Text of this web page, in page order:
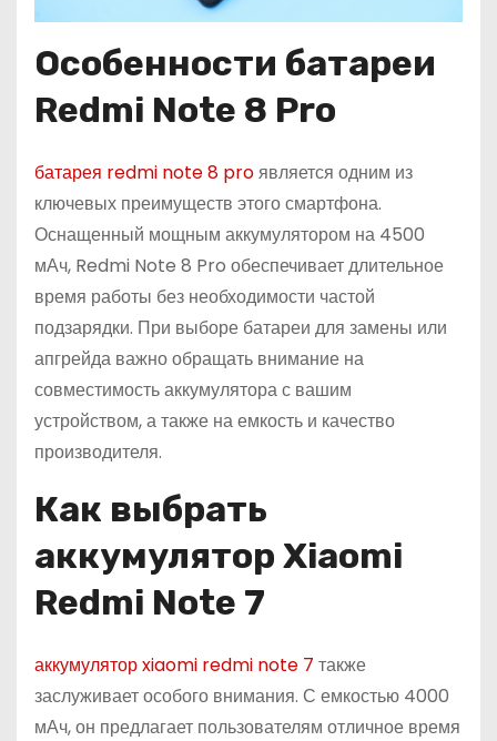
Особенности батареи
Redmi Note 8 Pro
батарея redmi note 8 proявляется одним из
ключевых преимуществ этого смартфона.
Оснащенный мощным аккумулятором на 4500
мАч, Redmi Note 8 Pro обеспечивает длительное
время работы без необходимости частой
подзарядки. При выборе батареи для замены или
апгрейда важно обращать внимание на
совместимость аккумулятора с вашим
устройством, а также на емкость и качество
производителя.
Как выбрать
аккумулятор Xiaomi
Redmi Note 7
аккумулятор xiaomi redmi note 7 также
заслуживает особого внимания. С емкостью 4000
мАч, он предлагает пользователям отличное время